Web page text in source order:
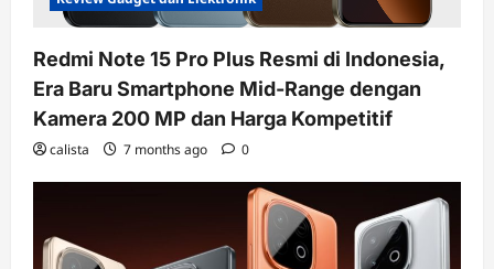
Redmi Note 15 Pro Plus Resmi di Indonesia,
Era Baru Smartphone Mid-Range dengan
Kamera 200 MP dan Harga Kompetitif
calista 7 months ago 0